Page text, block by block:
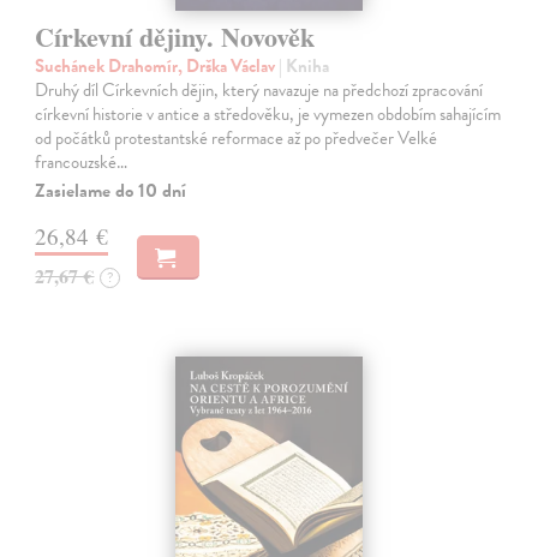
Církevní dějiny. Novověk
Suchánek Drahomír, Drška Václav| Kniha
Druhý díl Církevních dějin, který navazuje na předchozí zpracování
církevní historie v antice a středověku, je vymezen obdobím sahajícím
od počátků protestantské reformace až po předvečer Velké
francouzské…
Zasielame do 10 dní
26,84 €
27,67 € ?